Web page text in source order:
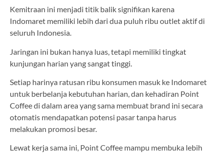
Kemitraan ini menjadi titik balik signifikan karena
Indomaret memiliki lebih dari dua puluh ribu outlet aktif di
seluruh Indonesia.
Jaringan ini bukan hanya luas, tetapi memiliki tingkat
kunjungan harian yang sangat tinggi.
Setiap harinya ratusan ribu konsumen masuk ke Indomaret
untuk berbelanja kebutuhan harian, dan kehadiran Point
Coffee di dalam area yang sama membuat brand ini secara
otomatis mendapatkan potensi pasar tanpa harus
melakukan promosi besar.
Lewat kerja sama ini, Point Coffee mampu membuka lebih